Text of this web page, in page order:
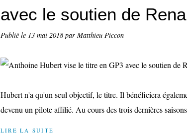
avec le soutien de
Publié le 13 mai 2018 par Matthieu Piccon
Hubert n'a qu'un seul objectif, le titre. Il bénéficiera
devenu un pilote affilié. Au cours des trois dernières
LIRE LA SUITE